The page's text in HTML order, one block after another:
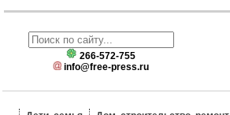
266-572-755
info@free-press.ru